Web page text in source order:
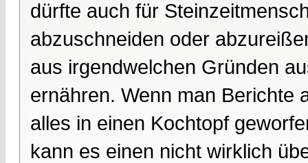
dürfte auch für
abzuschneiden oder
aus irgendwelchen Gründen
ernähren. Wenn man Berichte
alles in einen Kochtopf
kann es einen nicht wirklich